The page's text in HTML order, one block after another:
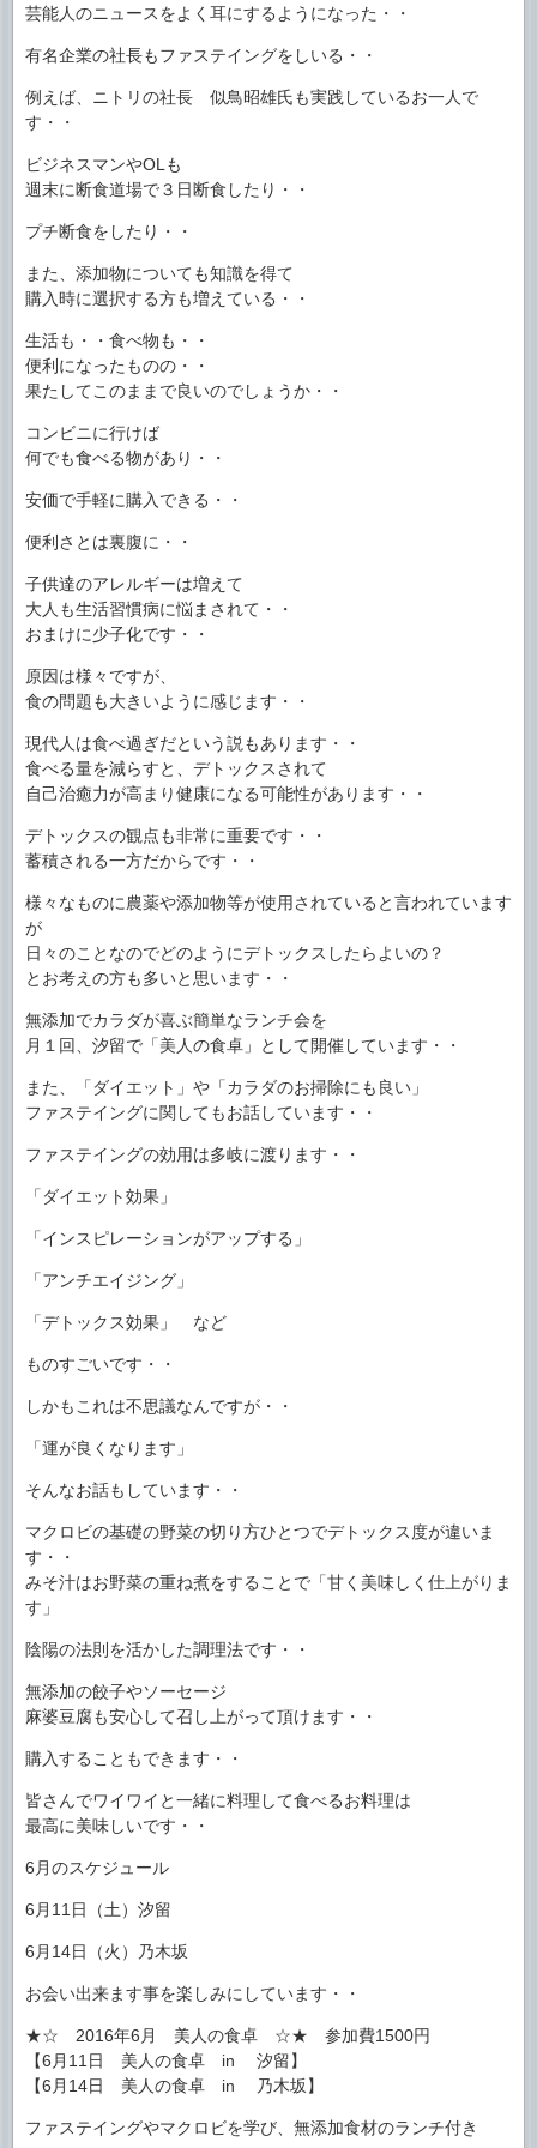
芸能人のニュースをよく耳にするようになった・・
有名企業の社長もファステイングをしいる・・
例えば、ニトリの社長 似鳥昭雄氏も実践しているお一人で
す・・
ビジネスマンやOLも
週末に断食道場で３日断食したり・・
プチ断食をしたり・・
また、添加物についても知識を得て
購入時に選択する方も増えている・・
生活も・・食べ物も・・
便利になったものの・・
果たしてこのままで良いのでしょうか・・
コンビニに行けば
何でも食べる物があり・・
安価で手軽に購入できる・・
便利さとは裏腹に・・
子供達のアレルギーは増えて
大人も生活習慣病に悩まされて・・
おまけに少子化です・・
原因は様々ですが、
食の問題も大きいように感じます・・
現代人は食べ過ぎだという説もあります・・
食べる量を減らすと、デトックスされて
自己治癒力が高まり健康になる可能性があります・・
デトックスの観点も非常に重要です・・
蓄積される一方だからです・・
様々なものに農薬や添加物等が使用されていると言われています
が
日々のことなのでどのようにデトックスしたらよいの？
とお考えの方も多いと思います・・
無添加でカラダが喜ぶ簡単なランチ会を
月１回、汐留で「美人の食卓」として開催しています・・
また、「ダイエット」や「カラダのお掃除にも良い」
ファステイングに関してもお話しています・・
ファステイングの効用は多岐に渡ります・・
「ダイエット効果」
「インスピレーションがアップする」
「アンチエイジング」
「デトックス効果」 など
ものすごいです・・
しかもこれは不思議なんですが・・
「運が良くなります」
そんなお話もしています・・
マクロビの基礎の野菜の切り方ひとつでデトックス度が違いま
す・・
みそ汁はお野菜の重ね煮をすることで「甘く美味しく仕上がりま
す」
陰陽の法則を活かした調理法です・・
無添加の餃子やソーセージ
麻婆豆腐も安心して召し上がって頂けます・・
購入することもできます・・
皆さんでワイワイと一緒に料理して食べるお料理は
最高に美味しいです・・
6月のスケジュール
6月11日（土）汐留
6月14日（火）乃木坂
お会い出来ます事を楽しみにしています・・
★☆ 2016年6月 美人の食卓 ☆★ 参加費1500円
【6月11日 美人の食卓 in 汐留】
【6月14日 美人の食卓 in 乃木坂】
ファステイングやマクロビを学び、無添加食材のランチ付き